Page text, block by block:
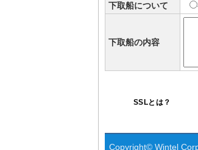
下取船について
下取船の内容
SSLとは？
Copyright© Wintel